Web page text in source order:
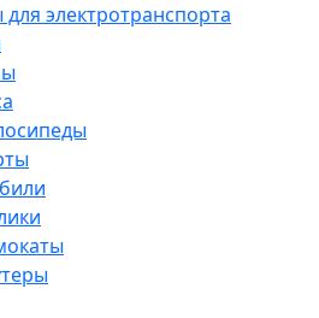
для электротранспорта